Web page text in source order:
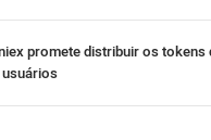
promete distribuir os tokens